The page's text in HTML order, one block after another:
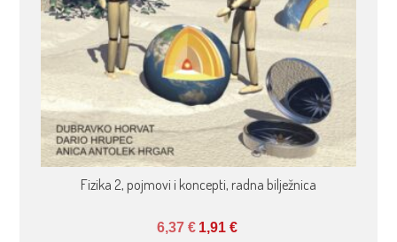
Fizika 2, pojmovi i koncepti, radna bilježnica
6,37 € 1,91 €